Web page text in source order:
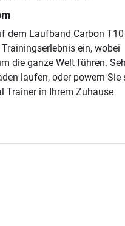
dem Laufband Carbon
ein, wobei
die ganze Welt führen.
laufen, oder powern Sie
Trainer in Ihrem Zuhause